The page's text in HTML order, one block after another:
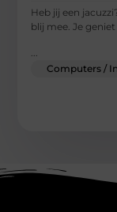
Heb jij een
blij mee. Je
Computers /